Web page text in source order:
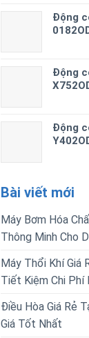
Động
Động
Động
Bài viết mới
Máy Bơm Hóa
Thông Minh Cho
Máy Thổi Khí Giá
Tiết Kiệm Chi Phí
Điều Hòa Giá Rẻ
Giá Tốt Nhất